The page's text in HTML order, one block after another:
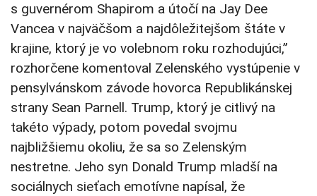
s guvernérom Shapirom a útočí na Jay Dee
Vancea v najväčšom a najdôležitejšom štáte v
krajine, ktorý je vo volebnom roku rozhodujúci,”
rozhorčene komentoval Zelenského vystúpenie v
pensylvánskom závode hovorca Republikánskej
strany Sean Parnell. Trump, ktorý je citlivý na
takéto výpady, potom povedal svojmu
najbližšiemu okoliu, že sa so Zelenským
nestretne. Jeho syn Donald Trump mladší na
sociálnych sieťach emotívne napísal, že